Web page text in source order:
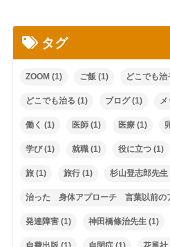
タグ
ZOOM (1) ご飯(1) どこでも
どこでも治る (1) ブログ(1) メ
働く (1) 医師(1) 医療(1)
学び(1) 就職(1) 役に立つ(1)
旅(1) 旅行(1) 杉山登志郎先生
治った 身体アプローチ 言葉以前の
発達障害(1) 神田橋條治先生(1)